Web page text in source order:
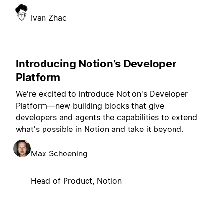
Ivan Zhao
Introducing Notion’s Developer
Platform
We're excited to introduce Notion's Developer
Platform—new building blocks that give
developers and agents the capabilities to extend
what's possible in Notion and take it beyond.
Max Schoening
Head of Product, Notion